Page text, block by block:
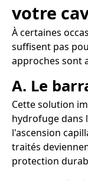
votre
À certaines
suffisent pas
approches sont
A. Le
Cette solution
hydrofuge dans
l'ascension
traités
protection